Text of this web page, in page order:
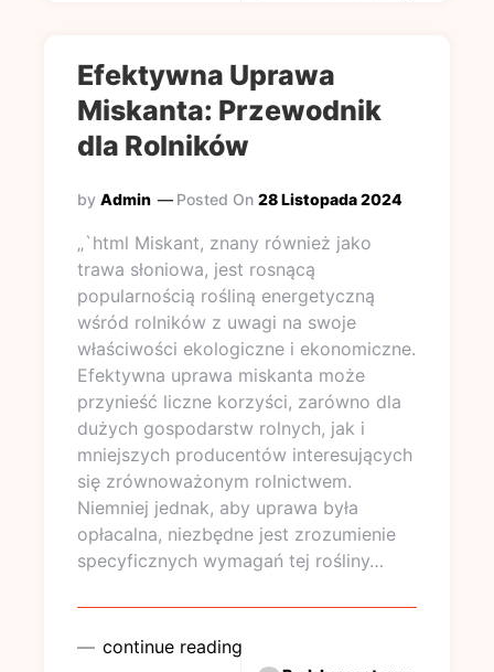
Efektywna Uprawa
Miskanta: Przewodnik
dla Rolników
by Admin Posted On 28 Listopada 2024
„`html Miskant, znany również jako
trawa słoniowa, jest rosnącą
popularnością rośliną energetyczną
wśród rolników z uwagi na swoje
właściwości ekologiczne i ekonomiczne.
Efektywna uprawa miskanta może
przynieść liczne korzyści, zarówno dla
dużych gospodarstw rolnych, jak i
mniejszych producentów interesujących
się zrównoważonym rolnictwem.
Niemniej jednak, aby uprawa była
opłacalna, niezbędne jest zrozumienie
specyficznych wymagań tej rośliny…
continue reading